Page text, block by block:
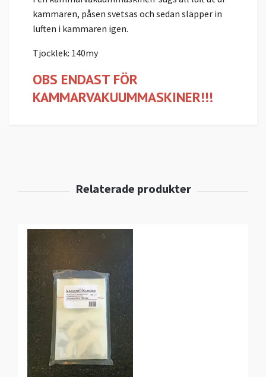
kammaren, påsen svetsas och sedan släpper in
luften i kammaren igen.
Tjocklek: 140my
OBS ENDAST FÖR
KAMMARVAKUUMMASKINER!!!